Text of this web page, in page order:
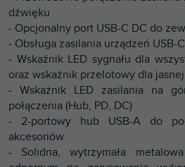
dźwięku
- Opcjonalny port USB-C DC do
- Obsługa zasilania urządzeń USB-
- Wskaźnik LED sygnału dla
oraz wskaźnik przelotowy dla
- Wskaźnik LED zasilania na
połączenia (Hub, PD, DC)
- 2-portowy hub USB-A do
akcesoriów
- Solidna, wytrzymała